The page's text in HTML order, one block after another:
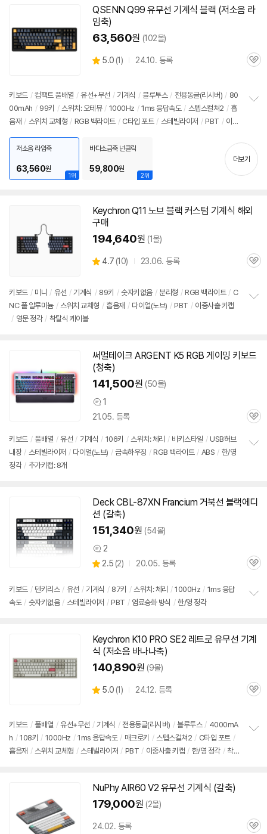
기
QSENN Q99 유무선 기계식 블랙 (저소음 라
임축)
63,560원 (102몰)
별
5.0 (상
뷰
1) 24.10. 등록
관
키보드 / 컴팩트 풀배열 / 유선+무선 / 기계식 / 블루투스 / 전용동글(리시버) / 80
00mAh / 99키 / 스위치: 오테뮤 / 1000Hz / 1ms 응답속도 / 스텝스컬쳐2 / 흡
음재 / 스위치 교체형 / RGB 백라이트 / C타입 포트 / 스테빌라이저 / PBT / 이중
기
1위
저소음 라임축
63,560원
2위
바다소금축 넌클릭
59,800원
더보기
Keychron Q11 노브 블랙 커스텀 기계식 해외
구매
194,640원 (1몰)
별
4.7 (상
10) 23.06. 등록
관
키보드 / 미니 / 유선 / 기계식 / 89키 / 숫자키없음 / 분리형 / RGB 백라이트 / C
NC 풀 알루미늄 / 스위치 교체형 / 흡음재 / 다이얼(노브) / PBT / 이중사출 키캡
/ 영문 정각 / 착탈식 케이블
기
써멀테이크 ARGENT K5 RGB 게이밍 키보드
(청축)
141,500원 (50몰)
상
품
견
1
21.05. 등록
관
키보드 / 풀배열 / 유선 / 기계식 / 106키 / 스위치: 체리 / 비키스타일 / USB허브
내장 / 스테빌라이저 / 다이얼(노브) / 금속하우징 / RGB 백라이트 / ABS / 한/영
정각 / 추가키캡: 8개
기
Deck CBL-87XN Francium 거북선 블랙에디
션 (갈축)
151,340원 (54몰)
상
품
견
2
별
2.5 (상
리
뷰
2) 20.05. 등록
관
키보드 / 텐키리스 / 유선 / 기계식 / 87키 / 스위치: 체리 / 1000Hz / 1ms 응답
속도 / 숫자키없음 / 스테빌라이저 / PBT / 염료승화 방식 / 한/영 정각
치
Keychron K10 PRO SE2 레트로 유무선 기계
식 (저소음 바나나축)
140,890원 (9몰)
별
5.0 (상
뷰
1) 24.12. 등록
관
키보드 / 풀배열 / 유선+무선 / 기계식 / 전용동글(리시버) / 블루투스 / 4000mA
h / 108키 / 1000Hz / 1ms 응답속도 / 매크로키 / 스텝스컬쳐2 / C타입 포트 /
흡음재 / 스위치 교체형 / 스테빌라이저 / PBT / 이중사출 키캡 / 한/영 정각 / 착탈
NuPhy AIR60 V2 유무선 기계식 (갈축)
179,000원 (2몰)
24.02. 등록 관